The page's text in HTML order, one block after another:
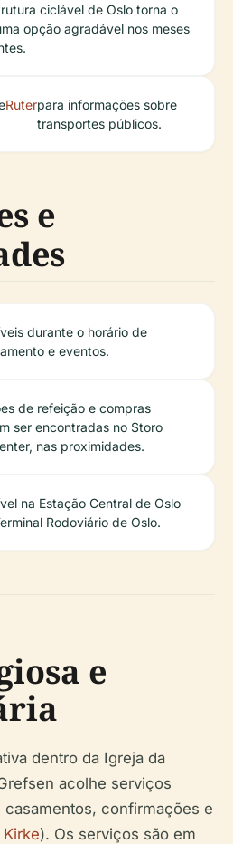
ciclável de Oslo torna o
opção agradável nos meses
Ruterpara informações sobre
transportes públicos.
e
durante o horário de
e eventos.
de refeição e compras
ser encontradas no Storo
nas proximidades.
na Estação Central de Oslo
Rodoviário de Oslo.
e
dentro da Igreja da
acolhe serviços
confirmações e
). Os serviços são em